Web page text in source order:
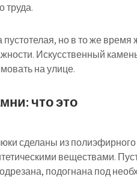
труда.
пустотелая, но в то же
Искусственный
на улице.
что это
сделаны из
веществами.
подогнана под